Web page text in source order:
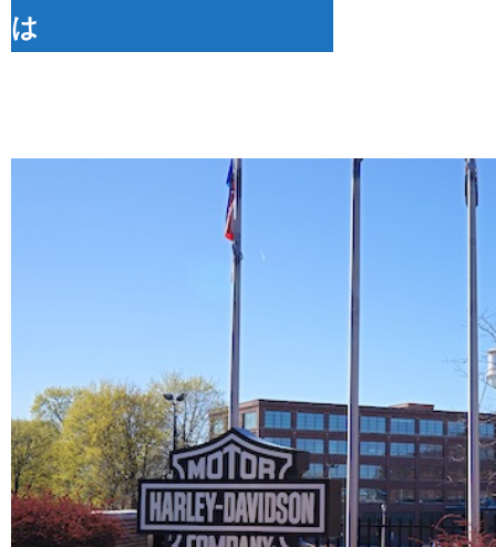
は